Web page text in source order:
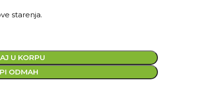
starenja.
U KORPU
ODMAH